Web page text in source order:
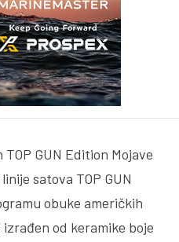
GUN Edition Mojave
satova TOP GUN
obuke američkih
od keramike boje